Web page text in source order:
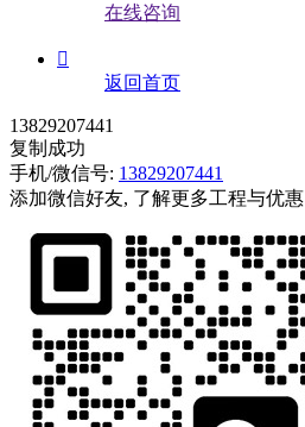
在线咨询

返回首页
13829207441
复制成功
手机/微信号: 13829207441
添加微信好友, 了解更多工程与优惠